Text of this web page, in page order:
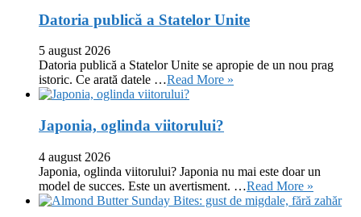
Datoria publică a Statelor Unite
5 august 2026
Datoria publică a Statelor Unite se apropie de un nou prag
istoric. Ce arată datele …Read More »
Japonia, oglinda viitorului?
4 august 2026
Japonia, oglinda viitorului? Japonia nu mai este doar un
model de succes. Este un avertisment. …Read More »